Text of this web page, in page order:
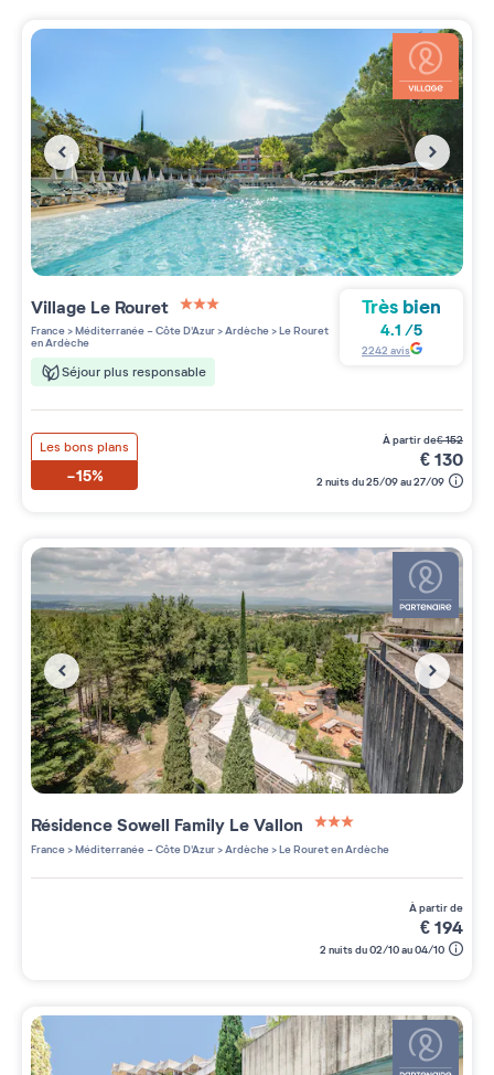
Village Le Rouret
3 étoiles sur 5
France>Méditerranée - Côte D'Azur>Ardèche>Le Rouret
en Ardèche
Séjour plus responsable
Très bien
4.1 /5
2242 avis
Les bons plans
-15%
à partir de€152
€130
2 nuits du 25/09 au 27/09
RésidenceSowell Family Le Vallon
3 étoiles sur 5
France>Méditerranée - Côte D'Azur>Ardèche>Le Rouret en Ardèche
à partir de
€194
2 nuits du 02/10 au 04/10